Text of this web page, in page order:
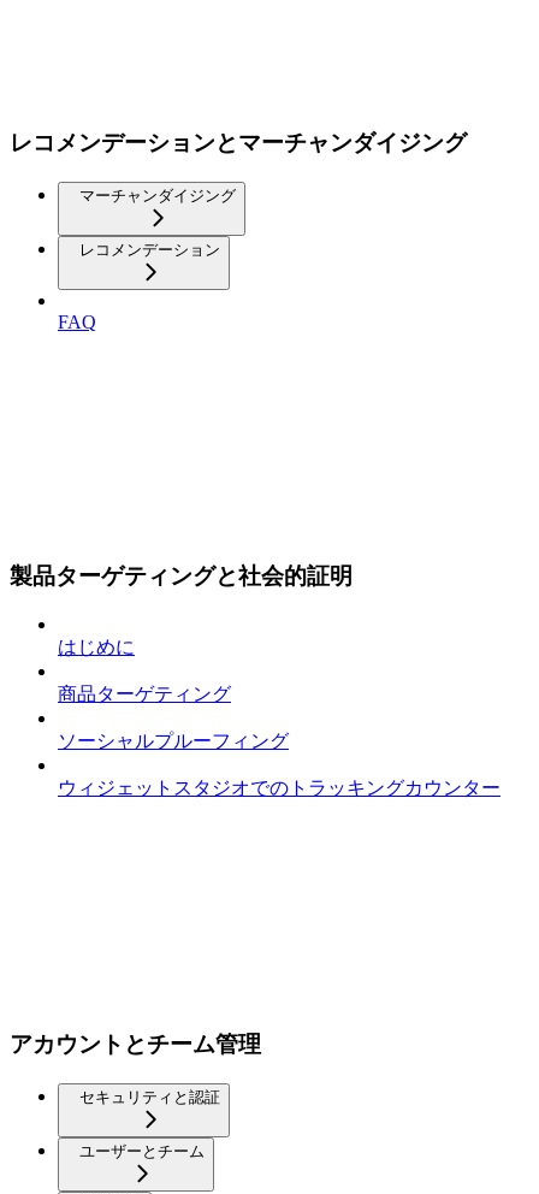
レコメンデーションとマーチャンダイジング
マーチャンダイジング
レコメンデーション
FAQ
製品ターゲティングと社会的証明
はじめに
商品ターゲティング
ソーシャルプルーフィング
ウィジェットスタジオでのトラッキングカウンター
アカウントとチーム管理
セキュリティと認証
ユーザーとチーム